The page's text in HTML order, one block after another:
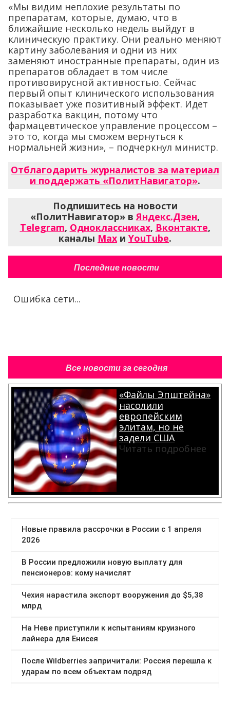
«Мы видим неплохие результаты по
препаратам, которые, думаю, что в
ближайшие несколько недель выйдут в
клиническую практику. Они реально меняют
картину заболевания и одни из них
заменяют иностранные препараты, один из
препаратов обладает в том числе
противовирусной активностью. Сейчас
первый опыт клинического использования
показывает уже позитивный эффект. Идет
разработка вакцин, потому что
фармацевтическое управление процессом –
это то, когда мы сможем вернуться к
нормальней жизни», – подчеркнул министр.
Отблагодарить журналистов за материал
и поддержать «ПолитНавигатор».
Подпишитесь на новости
«ПолитНавигатор» вЯндекс.Дзен,
Telegram, Одноклассниках, Вконтакте,
каналы Max и YouTube.
Последние новости
Ошибка сети...
Все новости за сегодня
«Файлы Эпштейна»
насолили
европейским
элитам, но не
задели США
Читать подробнее